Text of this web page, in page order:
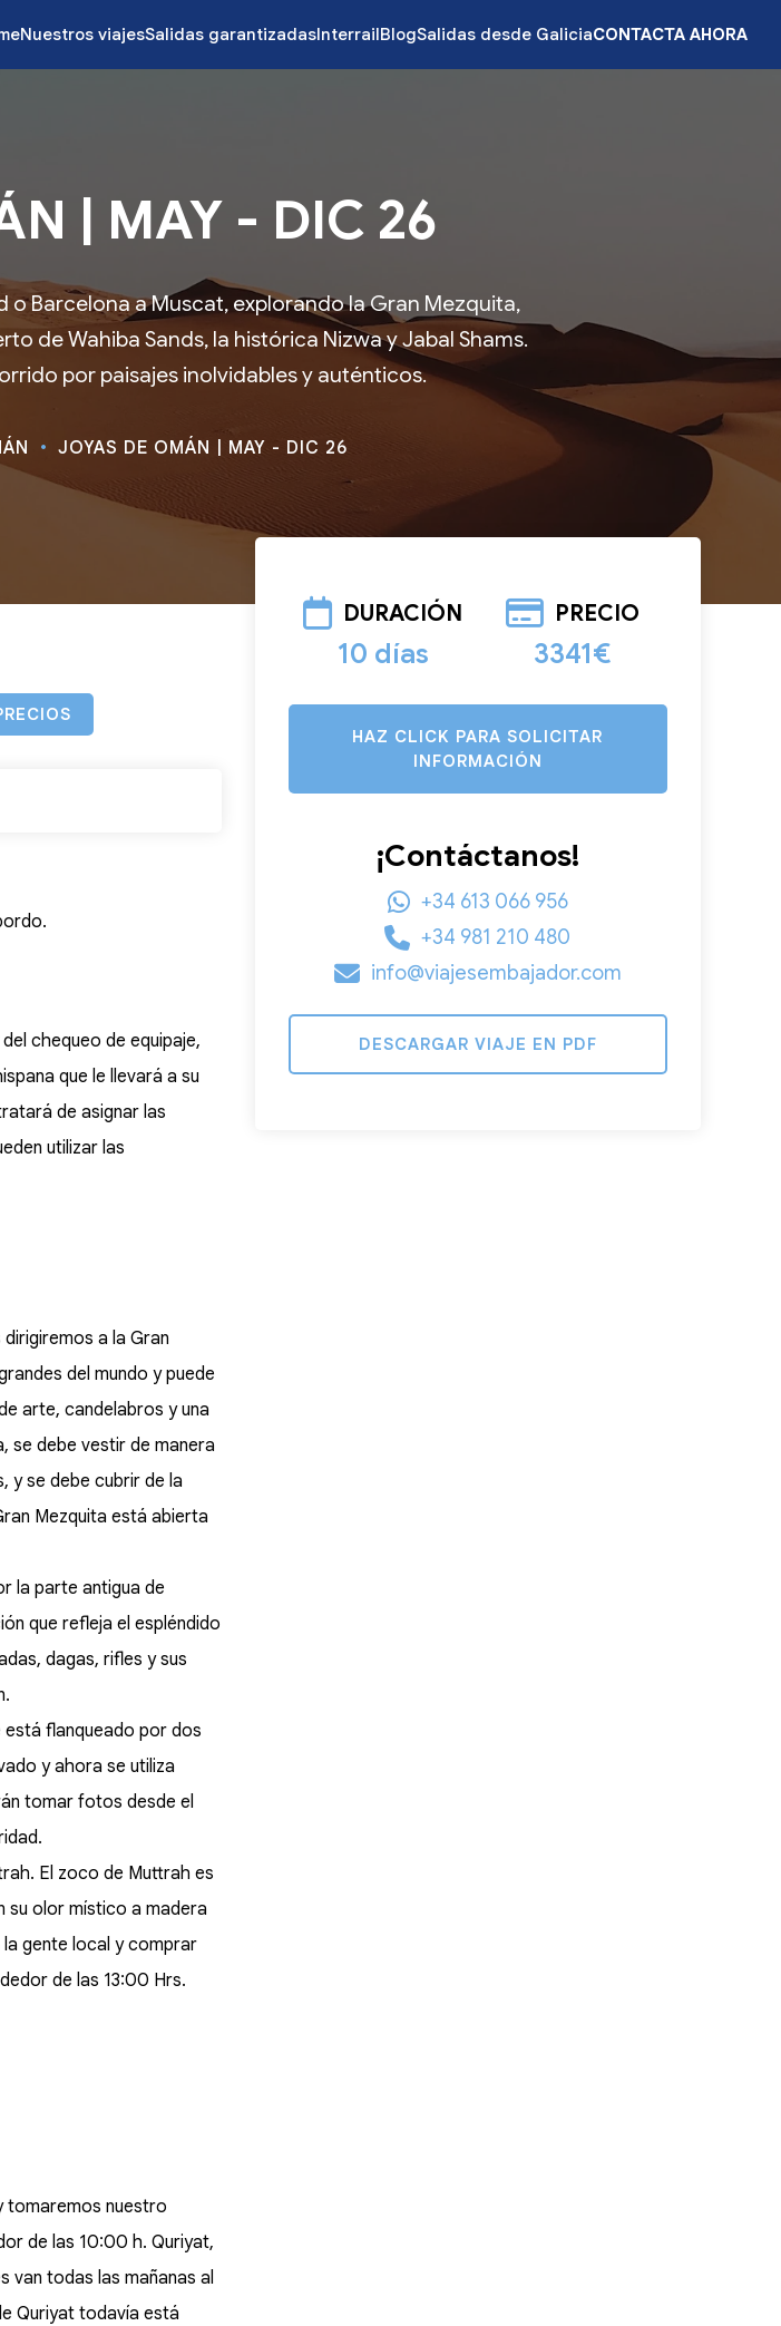
Nuestros viajesSalidas garantizadasInterrailBlogSalidas desde GaliciaCONTACTA AHORA
| MAY - DIC 26
Barcelona a Muscat, explorando la Gran Mezquita,
de Wahiba Sands, la histórica Nizwa y Jabal Shams.
por paisajes inolvidables y auténticos.
JOYAS DE OMÁN | MAY - DIC 26
chequeo de equipaje,
que le llevará a su
de asignar las
utilizar las
a la Gran
del mundo y puede
arte, candelabros y una
se debe vestir de manera
y se debe cubrir de la
Mezquita está abierta
la parte antigua de
que refleja el espléndido
dagas, rifles y sus
está flanqueado por dos
y ahora se utiliza
tomar fotos desde el
El zoco de Muttrah es
su olor místico a madera
la gente local y comprar
de las 13:00 Hrs.
tomaremos nuestro
de las 10:00 h. Quriyat,
van todas las mañanas al
Quriyat todavía está
DURACIÓN
10 días
PRECIO
3341€
HAZ CLICK PARA SOLICITAR
INFORMACIÓN
¡Contáctanos!
+34 613 066 956
+34 981 210 480
info@viajesembajador.com
DESCARGAR VIAJE EN PDF